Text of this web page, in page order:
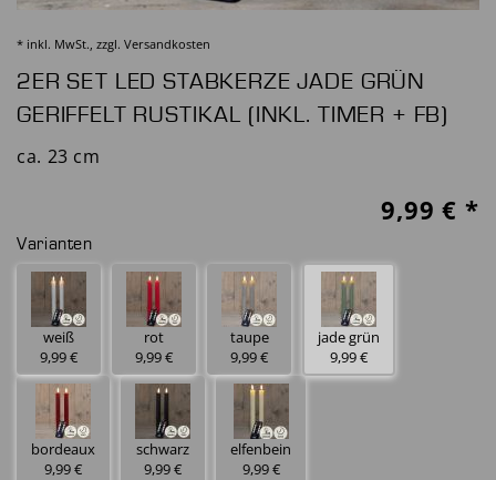
* inkl. MwSt., zzgl. Versandkosten
2ER SET LED STABKERZE JADE GRÜN
GERIFFELT RUSTIKAL (INKL. TIMER + FB)
ca. 23 cm
9,99 € *
Varianten
weiß
9,99 €
rot
9,99 €
taupe
9,99 €
jade grün
9,99 €
bordeaux
9,99 €
schwarz
9,99 €
elfenbein
9,99 €